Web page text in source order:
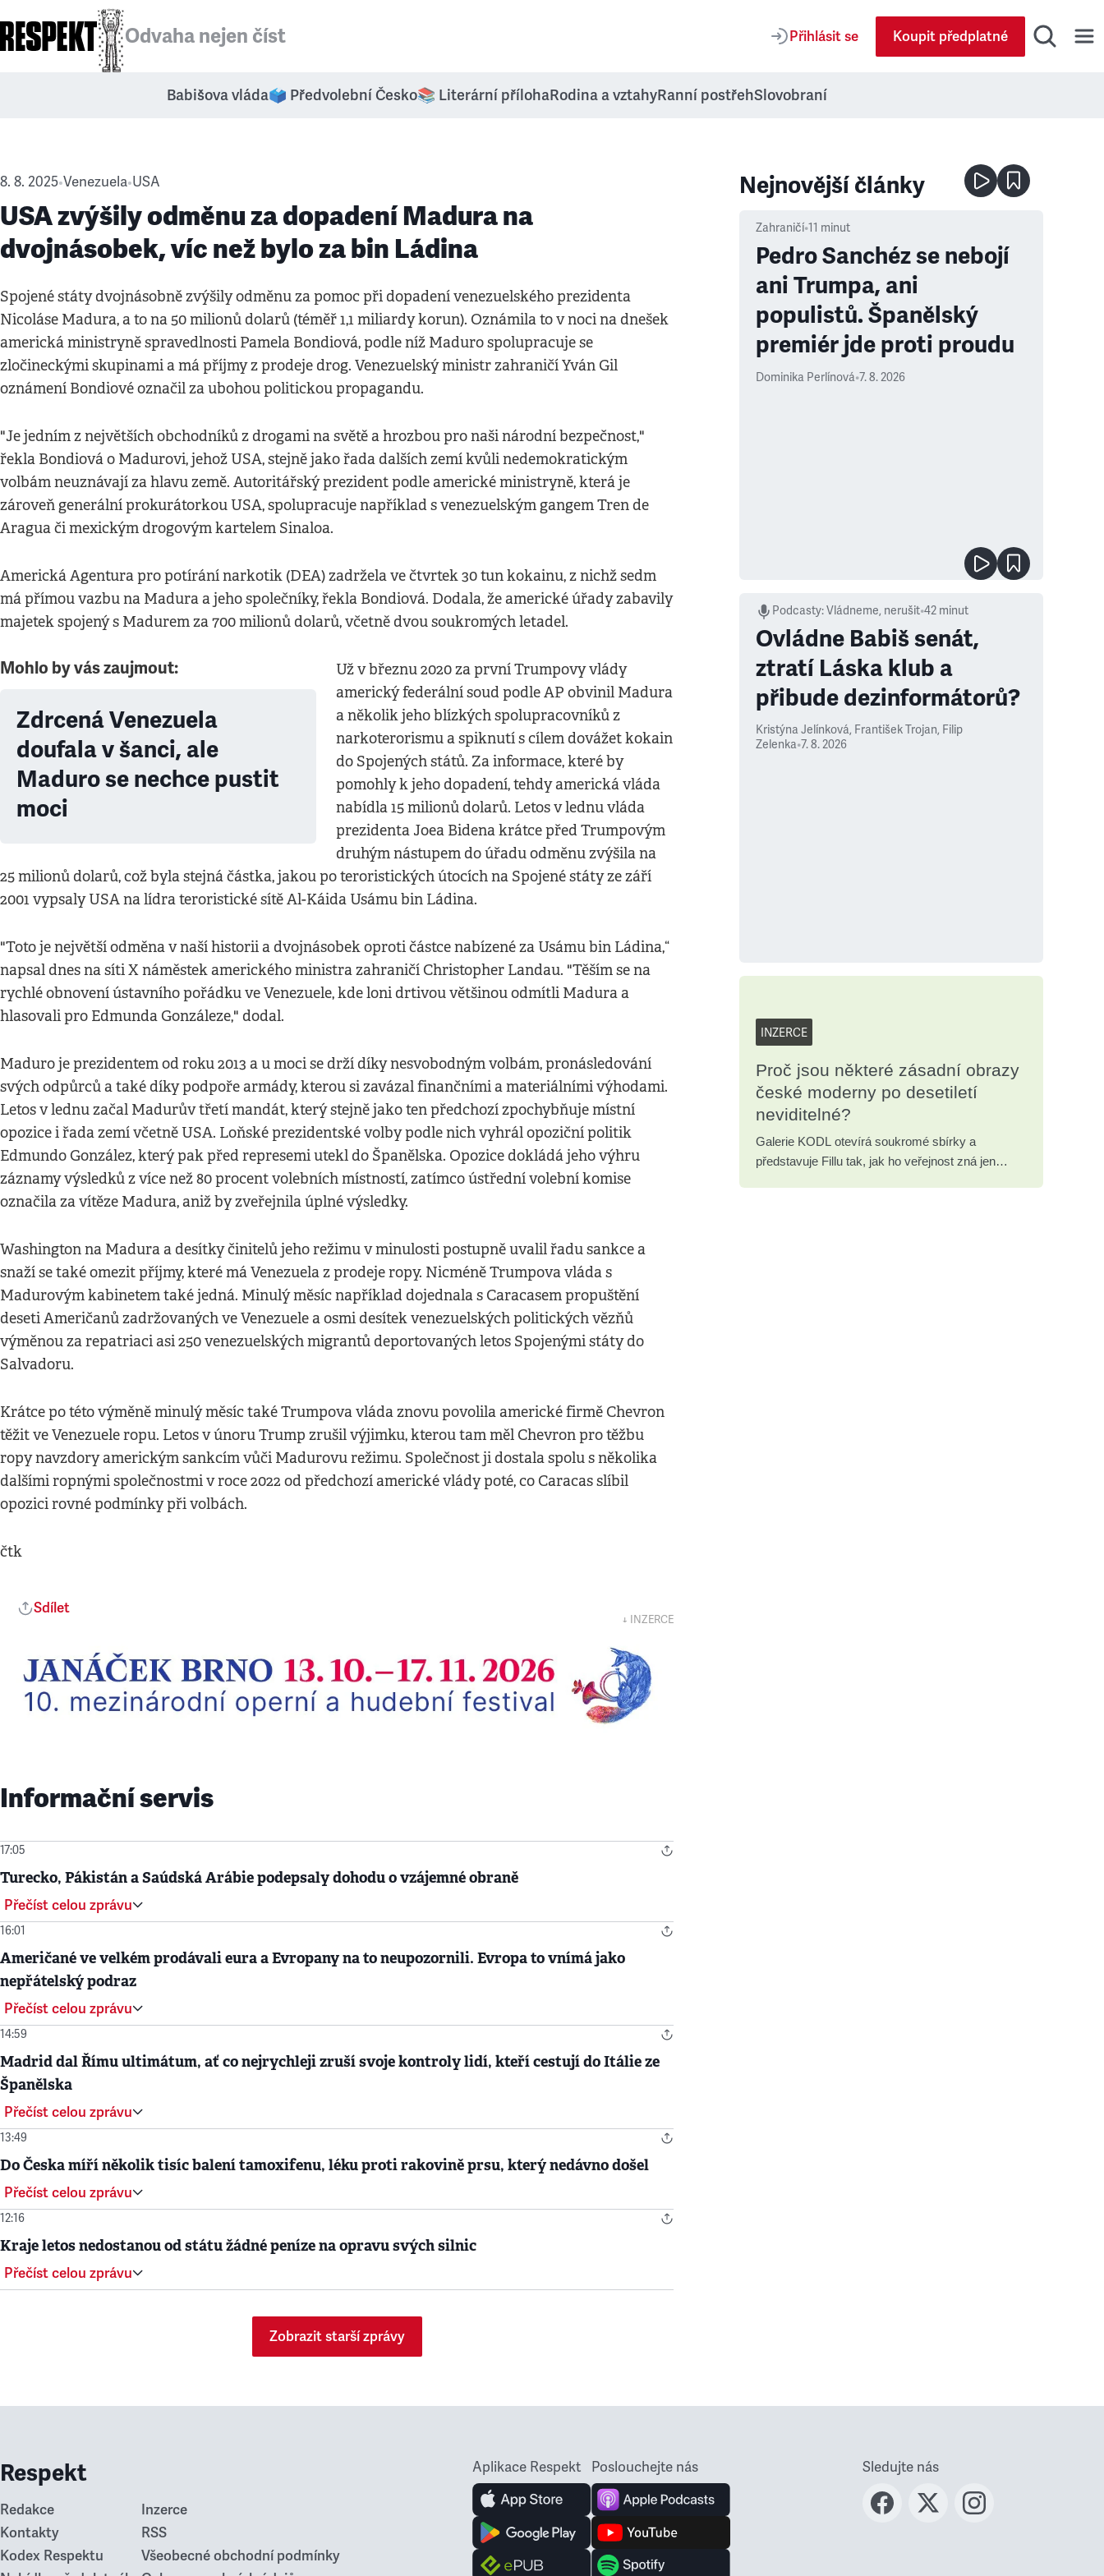
Odvaha nejen číst Přihlásit se Koupit předplatné
Babišova vláda🗳️ Předvolební Česko📚 Literární přílohaRodina a vztahyRanní postřehSlovobraní
8. 8. 2025•Venezuela•USA
USA zvýšily odměnu za dopadení Madura na
dvojnásobek, víc než bylo za bin Ládina
Spojené státy dvojnásobně zvýšily odměnu za pomoc při dopadení venezuelského prezidenta
Nicoláse Madura, a to na 50 milionů dolarů (téměř 1,1 miliardy korun). Oznámila to v noci na dnešek
americká ministryně spravedlnosti Pamela Bondiová, podle níž Maduro spolupracuje se
zločineckými skupinami a má příjmy z prodeje drog. Venezuelský ministr zahraničí Yván Gil
oznámení Bondiové označil za ubohou politickou propagandu.
"Je jedním z největších obchodníků z drogami na světě a hrozbou pro naši národní bezpečnost,"
řekla Bondiová o Madurovi, jehož USA, stejně jako řada dalších zemí kvůli nedemokratickým
volbám neuznávají za hlavu země. Autoritářský prezident podle americké ministryně, která je
zároveň generální prokurátorkou USA, spolupracuje například s venezuelským gangem Tren de
Aragua či mexickým drogovým kartelem Sinaloa.
Americká Agentura pro potírání narkotik (DEA) zadržela ve čtvrtek 30 tun kokainu, z nichž sedm
má přímou vazbu na Madura a jeho společníky, řekla Bondiová. Dodala, že americké úřady zabavily
majetek spojený s Madurem za 700 milionů dolarů, včetně dvou soukromých letadel.
Mohlo by vás zaujmout:
Zdrcená Venezuela
doufala v šanci, ale
Maduro se nechce pustit
moci
Už v březnu 2020 za první Trumpovy vlády
americký federální soud podle AP obvinil Madura
a několik jeho blízkých spolupracovníků z
narkoterorismu a spiknutí s cílem dovážet kokain
do Spojených států. Za informace, které by
pomohly k jeho dopadení, tehdy americká vláda
nabídla 15 milionů dolarů. Letos v lednu vláda
prezidenta Joea Bidena krátce před Trumpovým
druhým nástupem do úřadu odměnu zvýšila na
25 milionů dolarů, což byla stejná částka, jakou po teroristických útocích na Spojené státy ze září
2001 vypsaly USA na lídra teroristické sítě Al-Káida Usámu bin Ládina.
"Toto je největší odměna v naší historii a dvojnásobek oproti částce nabízené za Usámu bin Ládina,“
napsal dnes na síti X náměstek amerického ministra zahraničí Christopher Landau. "Těším se na
rychlé obnovení ústavního pořádku ve Venezuele, kde loni drtivou většinou odmítli Madura a
hlasovali pro Edmunda Gonzáleze," dodal.
Maduro je prezidentem od roku 2013 a u moci se drží díky nesvobodným volbám, pronásledování
svých odpůrců a také díky podpoře armády, kterou si zavázal finančními a materiálními výhodami.
Letos v lednu začal Madurův třetí mandát, který stejně jako ten předchozí zpochybňuje místní
opozice i řada zemí včetně USA. Loňské prezidentské volby podle nich vyhrál opoziční politik
Edmundo González, který pak před represemi utekl do Španělska. Opozice dokládá jeho výhru
záznamy výsledků z více než 80 procent volebních místností, zatímco ústřední volební komise
označila za vítěze Madura, aniž by zveřejnila úplné výsledky.
Washington na Madura a desítky činitelů jeho režimu v minulosti postupně uvalil řadu sankce a
snaží se také omezit příjmy, které má Venezuela z prodeje ropy. Nicméně Trumpova vláda s
Madurovým kabinetem také jedná. Minulý měsíc například dojednala s Caracasem propuštění
deseti Američanů zadržovaných ve Venezuele a osmi desítek venezuelských politických vězňů
výměnou za repatriaci asi 250 venezuelských migrantů deportovaných letos Spojenými státy do
Salvadoru.
Krátce po této výměně minulý měsíc také Trumpova vláda znovu povolila americké firmě Chevron
těžit ve Venezuele ropu. Letos v únoru Trump zrušil výjimku, kterou tam měl Chevron pro těžbu
ropy navzdory americkým sankcím vůči Madurovu režimu. Společnost ji dostala spolu s několika
dalšími ropnými společnostmi v roce 2022 od předchozí americké vlády poté, co Caracas slíbil
opozici rovné podmínky při volbách.
čtk
Sdílet
↓ INZERCE
Informační servis
17:05
Turecko, Pákistán a Saúdská Arábie podepsaly dohodu o vzájemné obraně
Přečíst celou zprávu
16:01
Američané ve velkém prodávali eura a Evropany na to neupozornili. Evropa to vnímá jako
nepřátelský podraz
Přečíst celou zprávu
14:59
Madrid dal Římu ultimátum, ať co nejrychleji zruší svoje kontroly lidí, kteří cestují do Itálie ze
Španělska
Přečíst celou zprávu
13:49
Do Česka míří několik tisíc balení tamoxifenu, léku proti rakovině prsu, který nedávno došel
Přečíst celou zprávu
12:16
Kraje letos nedostanou od státu žádné peníze na opravu svých silnic
Přečíst celou zprávu
Zobrazit starší zprávy
Nejnovější články
Zahraničí•11 minut
Pedro Sanchéz se nebojí
ani Trumpa, ani
populistů. Španělský
premiér jde proti proudu
Dominika Perlínová•7. 8. 2026
Podcasty:Vládneme, nerušit•42 minut
Ovládne Babiš senát,
ztratí Láska klub a
přibude dezinformátorů?
Kristýna Jelínková, František Trojan, Filip
Zelenka•7. 8. 2026
INZERCE
Proč jsou některé zásadní obrazy
české moderny po desetiletí
neviditelné?
Galerie KODL otevírá soukromé sbírky a
představuje Fillu tak, jak ho veřejnost zná jen
Respekt
Redakce
Kontakty
Kodex Respektu
Inzerce
RSS
Všeobecné obchodní podmínky
Aplikace Respekt Poslouchejte nás Sledujte nás